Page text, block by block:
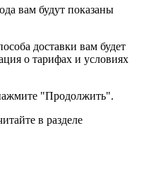
вам будут показаны
доставки вам будет
о тарифах и условиях
"Продолжить".
в разделе